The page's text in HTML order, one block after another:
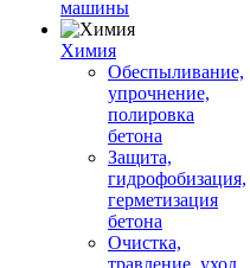
машины
Химия
Обеспыливание,
упрочнение,
полировка
бетона
Защита,
гидрофобизация,
герметизация
бетона
Очистка,
травление, уход